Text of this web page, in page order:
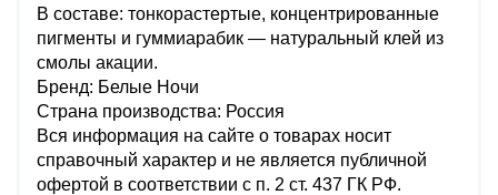
В составе: тонкорастертые, концентрированные
пигменты и гуммиарабик — натуральный клей из
смолы акации.
Бренд: Белые Ночи
Страна производства: Россия
Вся информация на сайте о товарах носит
справочный характер и не является публичной
офертой в соответствии с п. 2 ст. 437 ГК РФ.